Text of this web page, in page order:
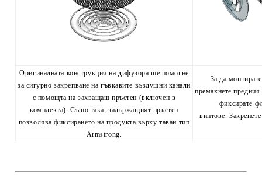
Оригиналната конструкция на дифузора ще помогне
за сигурно закрепване на гъвкавите въздушни канали
с помощта на захващащ пръстен (включен в
комплекта). Също така, задържащият пръстен
позволява фиксирането на продукта върху таван тип
Armstrong.
За да
премахнете предния
фиксирате
винтове.